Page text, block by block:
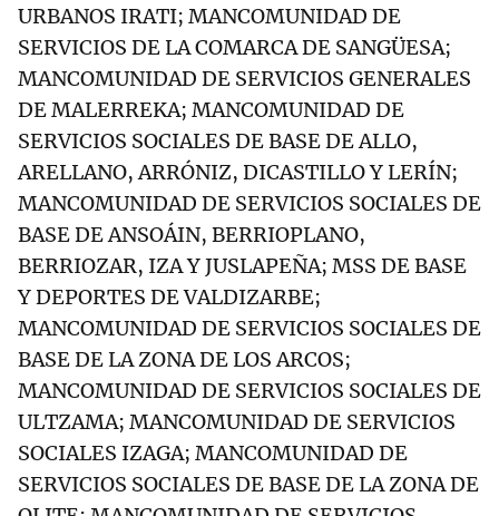
URBANOS IRATI; MANCOMUNIDAD DE
SERVICIOS DE LA COMARCA DE SANGÜESA;
MANCOMUNIDAD DE SERVICIOS GENERALES
DE MALERREKA; MANCOMUNIDAD DE
SERVICIOS SOCIALES DE BASE DE ALLO,
ARELLANO, ARRÓNIZ, DICASTILLO Y LERÍN;
MANCOMUNIDAD DE SERVICIOS SOCIALES DE
BASE DE ANSOÁIN, BERRIOPLANO,
BERRIOZAR, IZA Y JUSLAPEÑA; MSS DE BASE
Y DEPORTES DE VALDIZARBE;
MANCOMUNIDAD DE SERVICIOS SOCIALES DE
BASE DE LA ZONA DE LOS ARCOS;
MANCOMUNIDAD DE SERVICIOS SOCIALES DE
ULTZAMA; MANCOMUNIDAD DE SERVICIOS
SOCIALES IZAGA; MANCOMUNIDAD DE
SERVICIOS SOCIALES DE BASE DE LA ZONA DE